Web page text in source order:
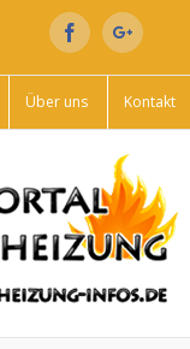
FacebookGoogle+
Über uns Kontakt